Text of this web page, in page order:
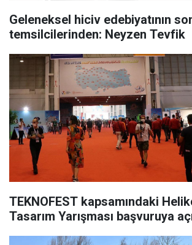
Geleneksel hiciv edebiyatının
temsilcilerinden: Neyzen Tevfik
TEKNOFEST kapsamındaki
Tasarım Yarışması başvuruya